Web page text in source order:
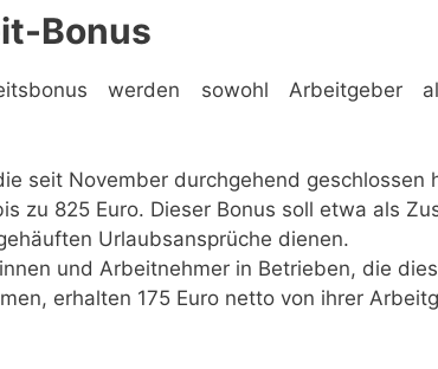
Bonus
werden sowohl Arbeitgeber
seit November durchgehend geschlossen
zu 825 Euro. Dieser Bonus soll etwa als
Urlaubsansprüche dienen.
und Arbeitnehmer in Betrieben, die
erhalten 175 Euro netto von ihrer